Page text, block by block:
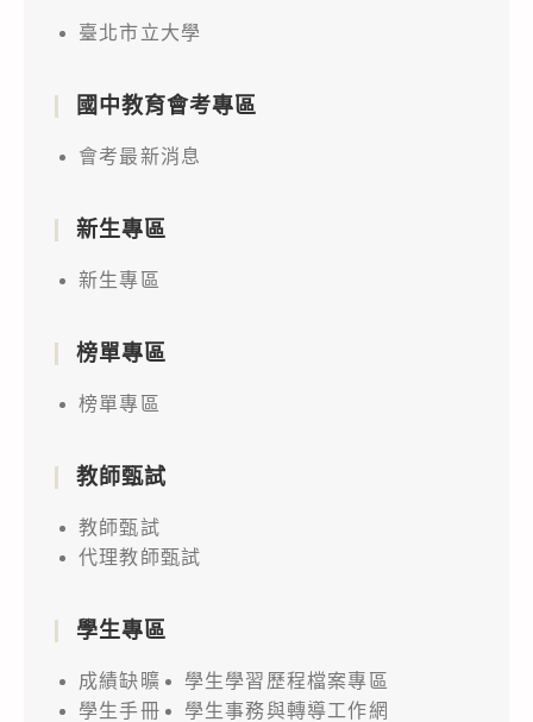
臺北市立大學
國中教育會考專區
會考最新消息
新生專區
新生專區
榜單專區
榜單專區
教師甄試
教師甄試
代理教師甄試
學生專區
成績缺曠
學生學習歷程檔案專區
學生手冊
學生事務與轉導工作網